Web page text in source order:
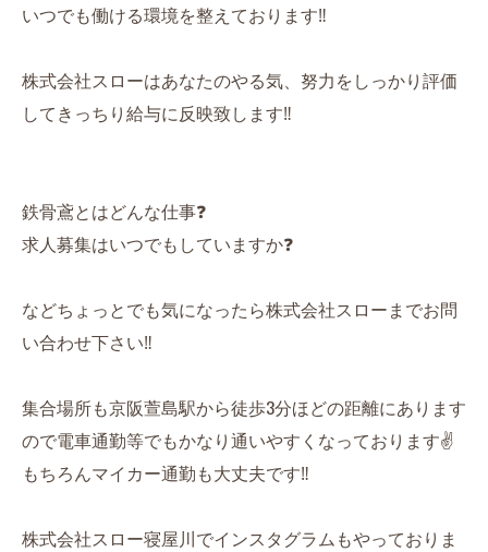
いつでも働ける環境を整えております‼️
株式会社スローはあなたのやる気、努力をしっかり評価
してきっちり給与に反映致します‼️
鉄骨鳶とはどんな仕事❓
求人募集はいつでもしていますか❓
などちょっとでも気になったら株式会社スローまでお問
い合わせ下さい‼️
集合場所も京阪萱島駅から徒歩3分ほどの距離にあります
ので電車通勤等でもかなり通いやすくなっております✌️
もちろんマイカー通勤も大丈夫です‼️
株式会社スロー寝屋川でインスタグラムもやっておりま